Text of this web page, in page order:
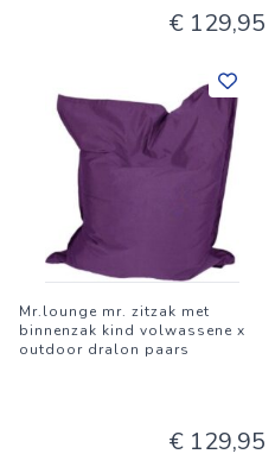
€ 129,95
Mr.lounge mr. zitzak met
binnenzak kind volwassene x
outdoor dralon paars
€ 129,95